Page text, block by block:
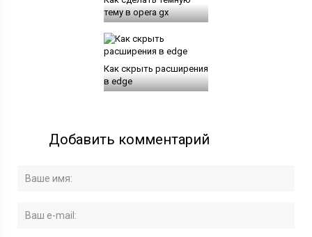
тему в opera gx
Как скрыть расширения
в edge
Добавить комментарий